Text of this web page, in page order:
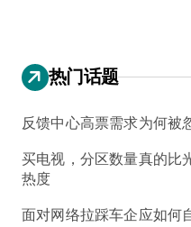
热门话题
反馈中心高票需求为何被
买电视，分区数量真的比
热度
面对网络拉踩车企应如何